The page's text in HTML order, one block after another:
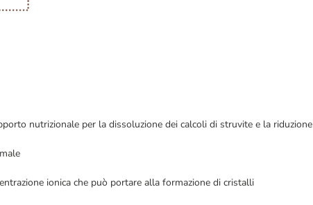
nutrizionale per la dissoluzione dei calcoli di struvite e la riduzione
ionica che può portare alla formazione di cristalli